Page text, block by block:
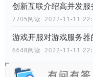
创新互联介绍高并发服
7705阅读 2022-11-11
游戏开服对游戏服务器
6648阅读 2022-11-11